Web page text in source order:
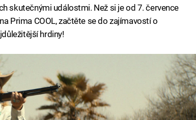
skutečnými událostmi. Než si je od 7. července
Prima COOL, začtěte se do zajímavostí o
hrdiny!